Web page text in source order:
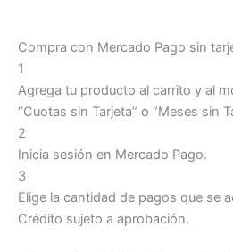
Compra con Mercado Pago sin
1
Agrega tu producto al carrito y al
“Cuotas sin Tarjeta” o “Meses sin
2
Inicia sesión en Mercado Pago.
3
Elige la cantidad de pagos que se
Crédito sujeto a aprobación.